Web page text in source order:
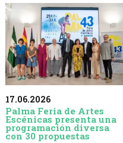
17.06.2026
Palma Feria de Artes
Escénicas presenta una
programación diversa
con 30 propuestas